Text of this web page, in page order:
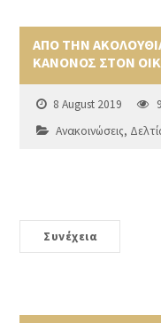
ΑΠΟ ΤΗΝ
ΚΑΝΟΝΟΣ ΣΤΟΝ
8 August 2019
Ανακοινώσεις,
Συνέχεια